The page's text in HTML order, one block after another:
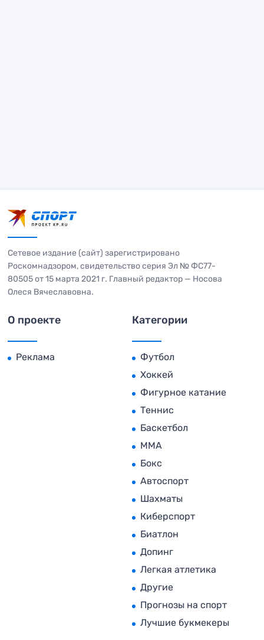
Сетевое издание (сайт) зарегистрировано
Роскомнадзором, свидетельство серия Эл № ФС77-
80505 от 15 марта 2021 г. Главный редактор — Носова
Олеся Вячеславовна.
О проекте
Реклама
Категории
Футбол
Хоккей
Фигурное катание
Теннис
Баскетбол
MMA
Бокс
Автоспорт
Шахматы
Киберспорт
Биатлон
Допинг
Легкая атлетика
Другие
Прогнозы на спорт
Лучшие букмекеры